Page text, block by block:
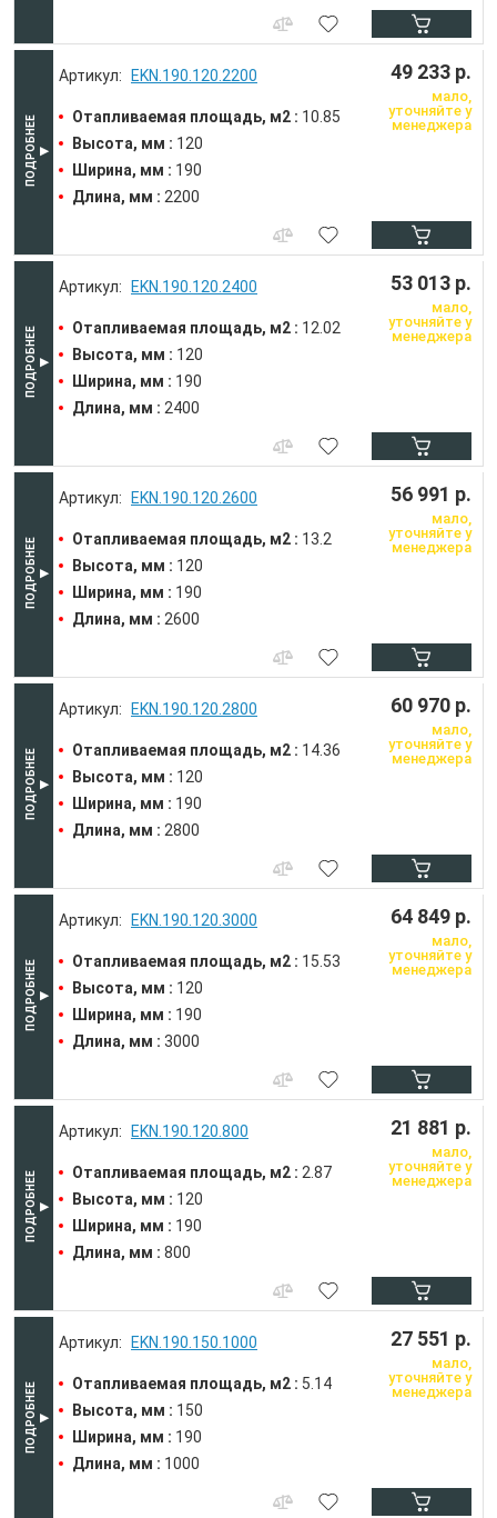
EKN.190.120.2200
Отапливаемая площадь, м2 : 10.85
Высота, мм : 120
Ширина, мм : 190
Длина, мм : 2200
49 233 р.
мало,
уточняйте у
менеджера
EKN.190.120.2400
Отапливаемая площадь, м2 : 12.02
Высота, мм : 120
Ширина, мм : 190
Длина, мм : 2400
53 013 р.
мало,
уточняйте у
менеджера
EKN.190.120.2600
Отапливаемая площадь, м2 : 13.2
Высота, мм : 120
Ширина, мм : 190
Длина, мм : 2600
56 991 р.
мало,
уточняйте у
менеджера
EKN.190.120.2800
Отапливаемая площадь, м2 : 14.36
Высота, мм : 120
Ширина, мм : 190
Длина, мм : 2800
60 970 р.
мало,
уточняйте у
менеджера
EKN.190.120.3000
Отапливаемая площадь, м2 : 15.53
Высота, мм : 120
Ширина, мм : 190
Длина, мм : 3000
64 849 р.
мало,
уточняйте у
менеджера
EKN.190.120.800
Отапливаемая площадь, м2 : 2.87
Высота, мм : 120
Ширина, мм : 190
Длина, мм : 800
21 881 р.
мало,
уточняйте у
менеджера
EKN.190.150.1000
Отапливаемая площадь, м2 : 5.14
Высота, мм : 150
Ширина, мм : 190
Длина, мм : 1000
27 551 р.
мало,
уточняйте у
менеджера